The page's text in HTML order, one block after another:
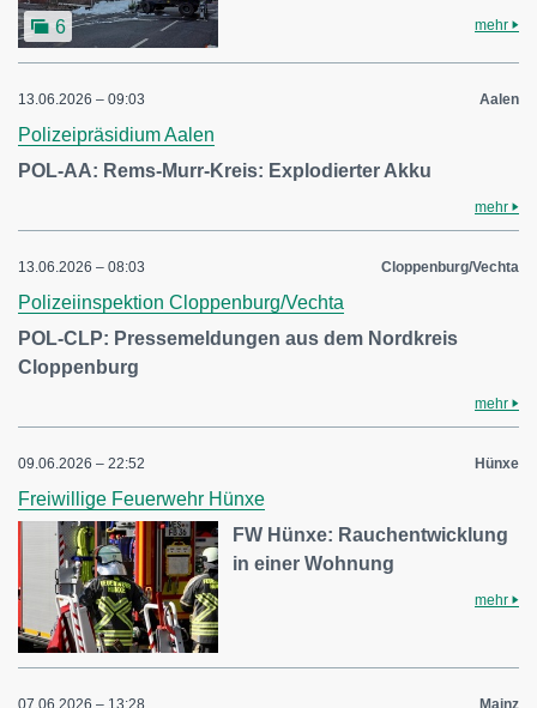
6 mehr
13.06.2026 – 09:03 Aalen
Polizeipräsidium Aalen
POL-AA: Rems-Murr-Kreis: Explodierter Akku
mehr
13.06.2026 – 08:03 Cloppenburg/Vechta
Polizeiinspektion Cloppenburg/Vechta
POL-CLP: Pressemeldungen aus dem Nordkreis
Cloppenburg
mehr
09.06.2026 – 22:52 Hünxe
Freiwillige Feuerwehr Hünxe
FW Hünxe: Rauchentwicklung
in einer Wohnung
mehr
07.06.2026 – 13:28 Mainz